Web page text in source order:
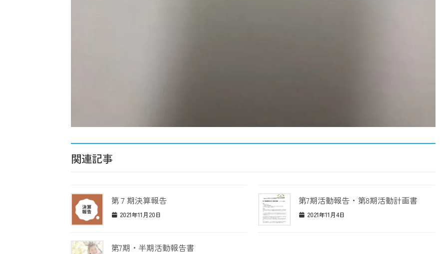
関連記事
第７期決算報告
2021年11月20日
第7期活動報告・第8期活動計画書
2021年11月4日
第7期・半期活動報告書